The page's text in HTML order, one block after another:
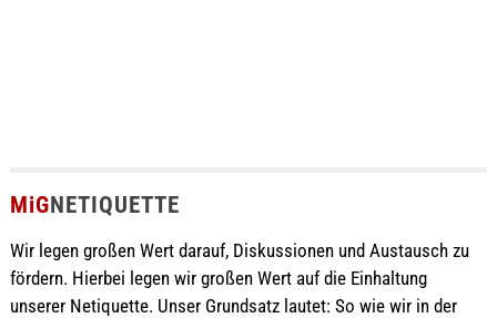
MiGNETIQUETTE
Wir legen großen Wert darauf, Diskussionen und Austausch zu
fördern. Hierbei legen wir großen Wert auf die Einhaltung
unserer Netiquette. Unser Grundsatz lautet: So wie wir in der